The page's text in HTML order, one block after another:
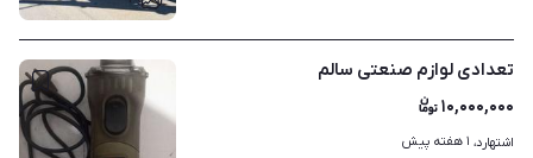
تعدادی لوازم صنعتی سالم
۱۰,۰۰۰,۰۰۰
اشتهارد، ۱ هفته پیش